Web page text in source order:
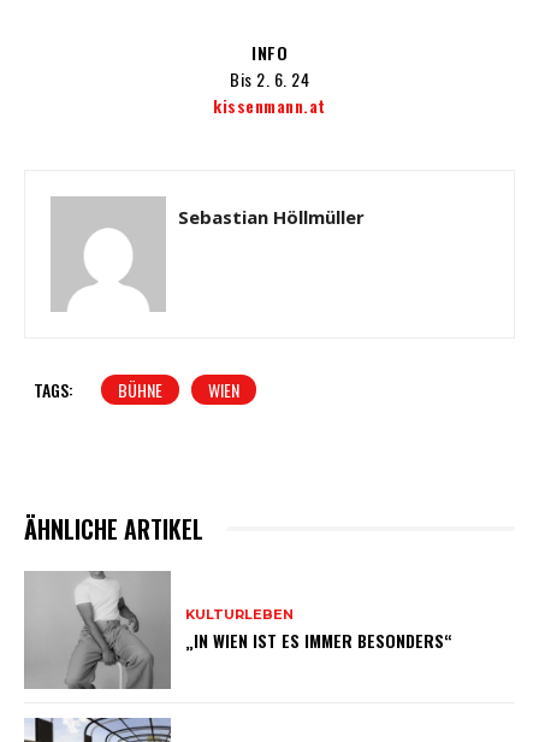
INFO
Bis 2. 6. 24
kissenmann.at
Sebastian Höllmüller
TAGS: BÜHNE WIEN
ÄHNLICHE ARTIKEL
KULTURLEBEN
„IN WIEN IST ES IMMER BESONDERS“